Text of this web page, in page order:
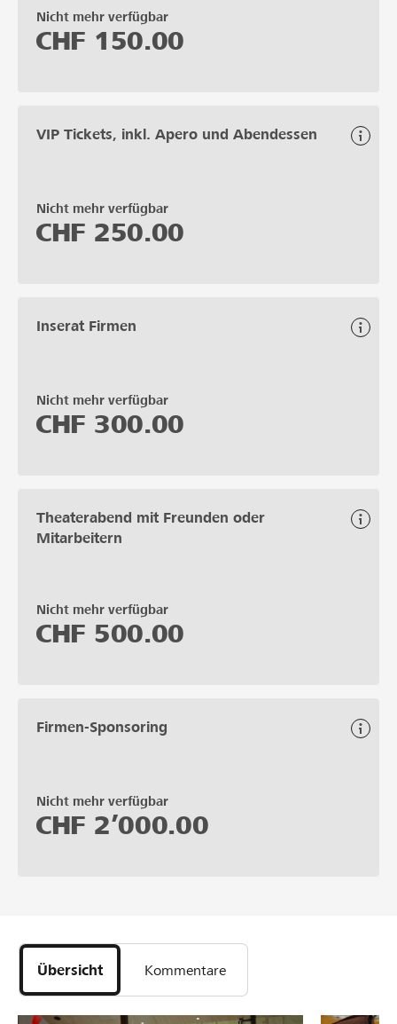
Nicht mehr verfügbar
CHF 150.00
VIP Tickets, inkl. Apero und Abendessen
Nicht mehr verfügbar
CHF 250.00
Inserat Firmen
Nicht mehr verfügbar
CHF 300.00
Theaterabend mit Freunden oder
Mitarbeitern
Nicht mehr verfügbar
CHF 500.00
Firmen-Sponsoring
Nicht mehr verfügbar
CHF 2’000.00
Übersicht Kommentare